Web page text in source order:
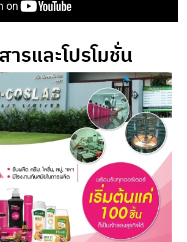
ารและโปรโมชั่น